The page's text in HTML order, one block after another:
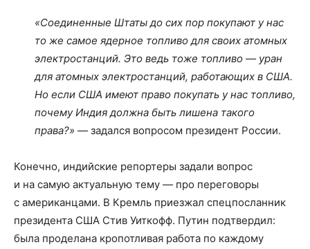
«Соединенные Штаты до сих пор покупают у нас
то же самое ядерное топливо для своих атомных
электростанций. Это ведь тоже топливо — уран
для атомных электростанций, работающих в США.
Но если США имеют право покупать у нас топливо,
почему Индия должна быть лишена такого
права?» — задался вопросом президент России.
Конечно, индийские репортеры задали вопрос
и на самую актуальную тему — про переговоры
с американцами. В Кремль приезжал спецпосланник
президента США Стив Уиткофф. Путин подтвердил:
была проделана кропотливая работа по каждому